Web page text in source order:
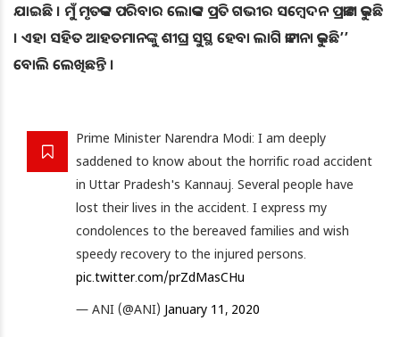
ଯାଇଛି । ମୁଁ ମୃତକଙ୍କ ପରିବାର ଲୋକଙ୍କ ପ୍ରତି ଗଭୀର ସମ୍ବେଦନ ପ୍ରକାଶ କରୁଛି
। ଏହା ସହିତ ଆହତମାନଙ୍କୁ ଶୀଘ୍ର ସୁସ୍ଥ ହେବା ଲାଗି କାମନା କରୁଛି’’
ବୋଲି ଲେଖିଛନ୍ତି ।
Prime Minister Narendra Modi: I am deeply
saddened to know about the horrific road accident
in Uttar Pradesh's Kannauj. Several people have
lost their lives in the accident. I express my
condolences to the bereaved families and wish
speedy recovery to the injured persons.
pic.twitter.com/prZdMasCHu
— ANI (@ANI) January 11, 2020